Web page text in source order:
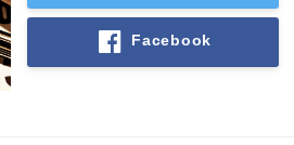
Facebook